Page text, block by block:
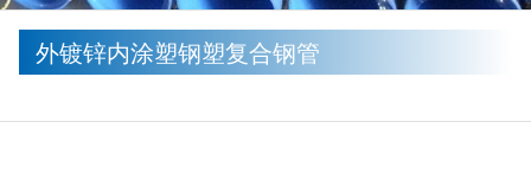
外镀锌内涂塑钢塑复合钢管